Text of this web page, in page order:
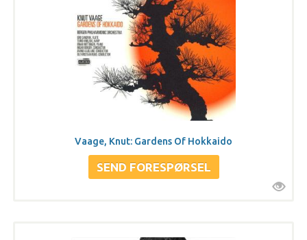
Vaage, Knut: Gardens Of Hokkaido